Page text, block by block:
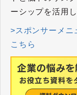
ーシップを活用
>スポンサーメニ
こちら